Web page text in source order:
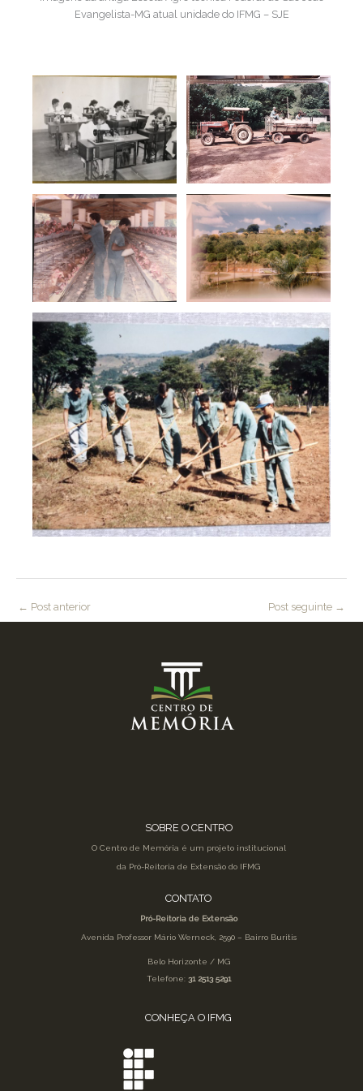
Evangelista-MG atual unidade do IFMG – SJE
← Post anterior Post seguinte →
SOBRE O CENTRO
O Centro de Memória é um projeto institucional
da Pró-Reitoria de Extensão do IFMG
CONTATO
Pró-Reitoria de Extensão
Avenida Professor Mário Werneck, 2590 – Bairro Buritis
Belo Horizonte / MG
Telefone:31 2513 5291
CONHEÇA O IFMG